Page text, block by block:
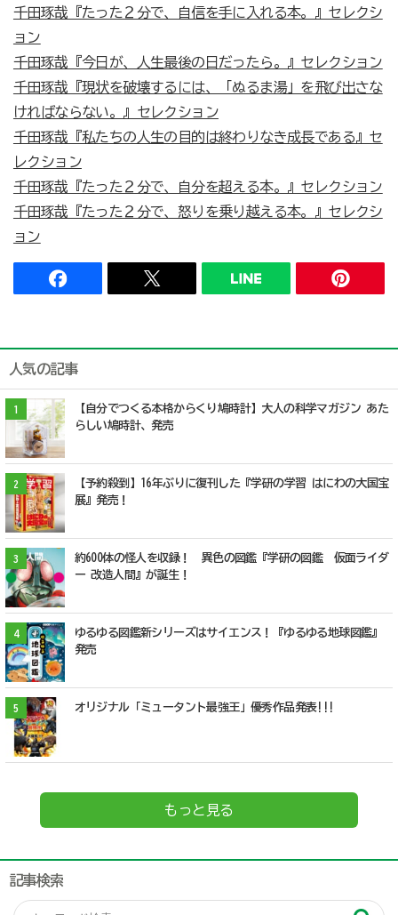
千田琢哉『たった２分で、自信を手に入れる本。』セレクシ
ョン
千田琢哉『今日が、人生最後の日だったら。』セレクション
千田琢哉『現状を破壊するには、「ぬるま湯」を飛び出さな
ければならない。』セレクション
千田琢哉『私たちの人生の目的は終わりなき成長である』セ
レクション
千田琢哉『たった２分で、自分を超える本。』セレクション
千田琢哉『たった２分で、怒りを乗り越える本。』セレクシ
ョン
人気の記事
1
【自分でつくる本格からくり鳩時計】大人の科学マガジン あた
らしい鳩時計、発売
2
【予約殺到】16年ぶりに復刊した『学研の学習 はにわの大国宝
展』発売！
3
約600体の怪人を収録！ 異色の図鑑『学研の図鑑 仮面ライダ
ー 改造人間』が誕生！
4
ゆるゆる図鑑新シリーズはサイエンス！『ゆるゆる地球図鑑』
発売
5 オリジナル「ミュータント最強王」優秀作品発表!!!
もっと見る
記事検索